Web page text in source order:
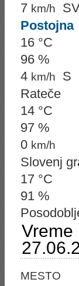
7 km/h
Postojna
16 °C
96 %
4 km/h
S
Rateče
14 °C
97 %
0 km/h
Slovenj
17 °C
91 %
Vreme
MESTO